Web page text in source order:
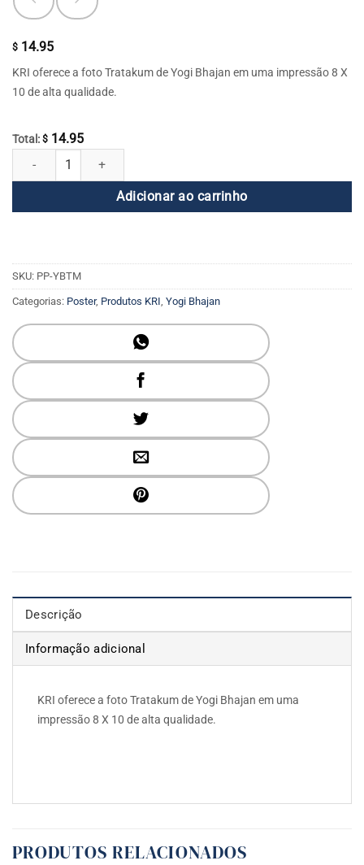
$ 14.95
KRI oferece a foto Tratakum de Yogi Bhajan em uma impressão 8 X
10 de alta qualidade.
Total: $ 14.95
Meditação Tratakum de Yogi Bhajan 8x10 (Foto) quantidade
Adicionar ao carrinho
SKU: PP-YBTM
Categorias: Poster, Produtos KRI Yogi Bhajan
Descrição
Informação adicional
KRI oferece a foto Tratakum de Yogi Bhajan em uma
impressão 8 X 10 de alta qualidade.
PRODUTOS RELACIONADOS